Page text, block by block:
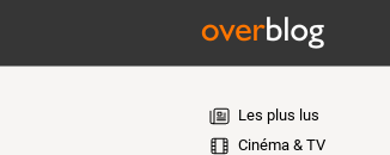
Les plus lus
Cinéma & TV